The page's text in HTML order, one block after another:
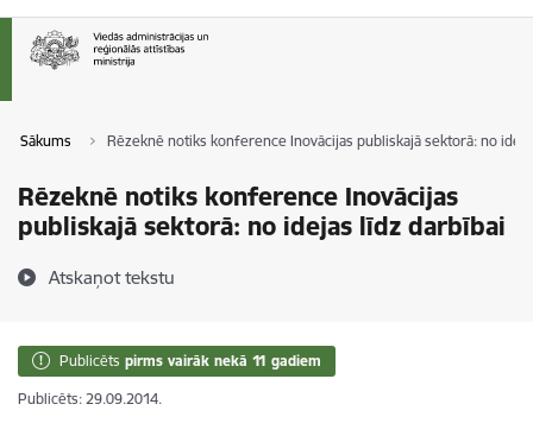
Sākums Rēzeknē notiks konference Inovācijas publiskajā sektorā: no
Rēzeknē notiks konference Inovācijas
publiskajā sektorā: no idejas līdz darbībai
Atskaņot tekstu
Publicēts pirms vairāk nekā 11 gadiem
Publicēts: 29.09.2014.